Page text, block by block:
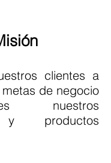
clientes a
de negocio
nuestros
y productos